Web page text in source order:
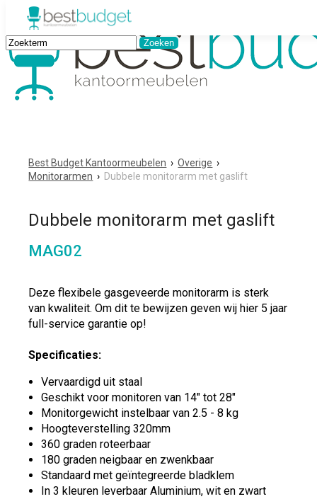
Best Budget Kantoormeubelen › Overige ›
Monitorarmen › Dubbele monitorarm met gaslift
Dubbele monitorarm met gaslift
MAG02
Deze flexibele gasgeveerde monitorarm is sterk
van kwaliteit. Om dit te bewijzen geven wij hier 5 jaar
full-service garantie op!
Specificaties:
Vervaardigd uit staal
Geschikt voor monitoren van 14" tot 28"
Monitorgewicht instelbaar van 2.5 - 8 kg
Hoogteverstelling 320mm
360 graden roteerbaar
180 graden neigbaar en zwenkbaar
Standaard met geïntegreerde bladklem
In 3 kleuren leverbaar Aluminium, wit en zwart